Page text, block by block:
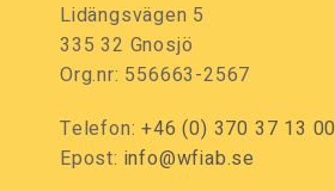
Lidängsvägen 5
335 32 Gnosjö
Org.nr: 556663-2567
Telefon:+46 (0) 370 37 13 00
Epost: info@wfiab.se